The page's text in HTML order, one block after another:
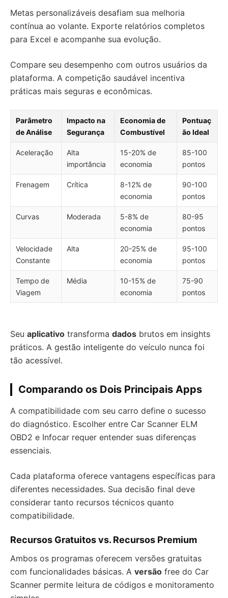
Metas personalizáveis desafiam sua melhoria
contínua ao volante. Exporte relatórios completos
para Excel e acompanhe sua evolução.
Compare seu desempenho com outros usuários da
plataforma. A competição saudável incentiva
práticas mais seguras e econômicas.
Parâmetro
de Análise
Impacto na
Segurança
Economia de
Combustível
Pontuaç
ão Ideal
Aceleração
Alta
importância
15-20% de
economia
85-100
pontos
Frenagem Crítica
8-12% de
economia
90-100
pontos
Curvas Moderada
5-8% de
economia
80-95
pontos
Velocidade
Constante
Alta
20-25% de
economia
95-100
pontos
Tempo de
Viagem
Média
10-15% de
economia
75-90
pontos
Seu aplicativo transforma dados brutos em insights
práticos. A gestão inteligente do veículo nunca foi
tão acessível.
Comparando os Dois Principais Apps
A compatibilidade com seu carro define o sucesso
do diagnóstico. Escolher entre Car Scanner ELM
OBD2 e Infocar requer entender suas diferenças
essenciais.
Cada plataforma oferece vantagens específicas para
diferentes necessidades. Sua decisão final deve
considerar tanto recursos técnicos quanto
compatibilidade.
Recursos Gratuitos vs. Recursos Premium
Ambos os programas oferecem versões gratuitas
com funcionalidades básicas. A versão free do Car
Scanner permite leitura de códigos e monitoramento